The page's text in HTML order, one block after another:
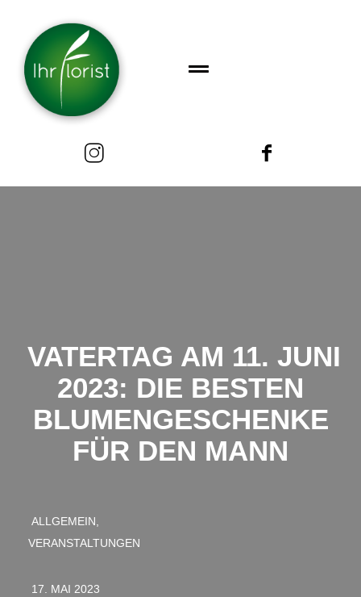
VATERTAG AM 11. JUNI
2023: DIE BESTEN
BLUMENGESCHENKE
FÜR DEN MANN
ALLGEMEIN,
VERANSTALTUNGEN
17. MAI 2023